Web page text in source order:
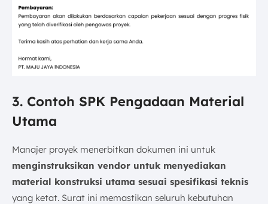
3. Contoh SPK Pengadaan Material
Utama
Manajer proyek menerbitkan dokumen ini untuk
menginstruksikan vendor untuk menyediakan
material konstruksi utama sesuai spesifikasi teknis
yang ketat. Surat ini memastikan seluruh kebutuhan